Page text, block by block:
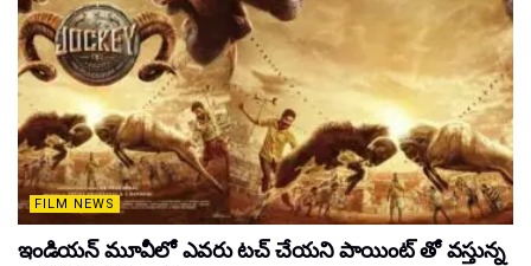
FILM NEWS
ఇండియన్ మూవీలో ఎవరు టచ్ చేయని పాయింట్ తో వస్తున్న